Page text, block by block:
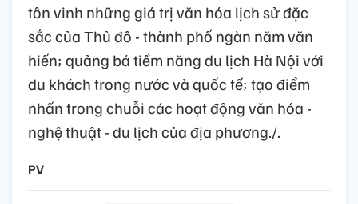
tôn vinh những giá trị văn hóa lịch sử đặc
sắc của Thủ đô - thành phố ngàn năm văn
hiến; quảng bá tiềm năng du lịch Hà Nội với
du khách trong nước và quốc tế; tạo điểm
nhấn trong chuỗi các hoạt động văn hóa -
nghệ thuật - du lịch của địa phương./.
PV